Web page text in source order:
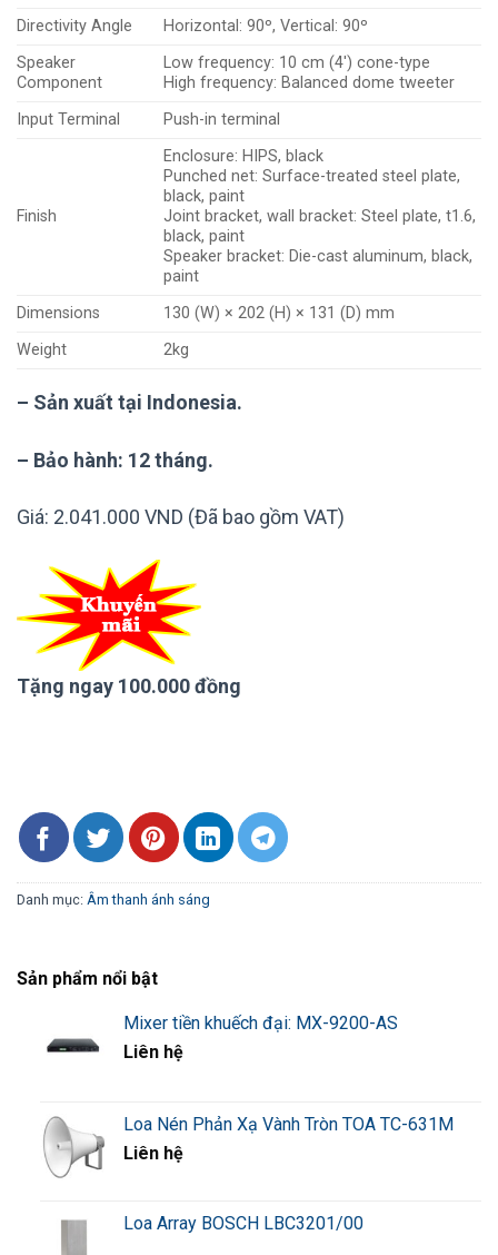
Directivity Angle
Horizontal: 90º, Vertical: 90º
Speaker
Component
Low frequency: 10 cm (4′) cone-type
High frequency: Balanced dome tweeter
Input Terminal
Push-in terminal
Finish
Enclosure: HIPS, black
Punched net: Surface-treated steel plate,
black, paint
Joint bracket, wall bracket: Steel plate, t1.6,
black, paint
Speaker bracket: Die-cast aluminum, black,
paint
Dimensions
130 (W) × 202 (H) × 131 (D) mm
Weight
2kg
– Sản xuất tại Indonesia.
– Bảo hành: 12 tháng.
Giá: 2.041.000 VND (Đã bao gồm VAT)
Tặng ngay 100.000 đồng
Danh mục: Âm thanh ánh sáng
Sản phẩm nổi bật
Mixer tiền khuếch đại: MX-9200-AS
Liên hệ
Loa Nén Phản Xạ Vành Tròn TOA TC-631M
Liên hệ
Loa Array BOSCH LBC3201/00